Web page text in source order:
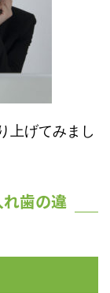
上げてみまし
歯の違